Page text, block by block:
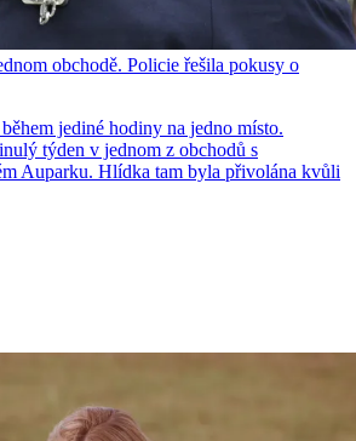
obchodě. Policie řešila pokusy o
jediné hodiny na jedno místo.
týden v jednom z obchodů s
Auparku. Hlídka tam byla přivolána kvůli